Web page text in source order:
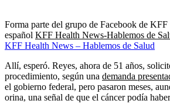
Forma parte del grupo de Facebook de
español KFF Health News-Hablemos de
KFF Health News – Hablemos de Salud
Allí, esperó. Reyes, ahora de 51 años,
procedimiento, según una demanda
el gobierno federal, pero pasaron meses,
orina, una señal de que el cáncer podía